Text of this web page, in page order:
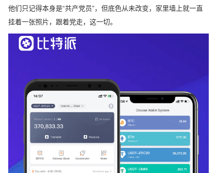
他们只记得本身是“共产党员”，但底色从未改变，家里墙上就一直
挂着一张照片，跟着党走，这一切。